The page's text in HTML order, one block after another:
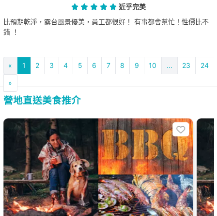
近乎完美
比預期乾淨，露台風景優美，員工都很好！ 有事都會幫忙！性價比不
錯 ！
« 1 2 3 4 5 6 7 8 9 10 ... 23 24
»
營地直送美食推介